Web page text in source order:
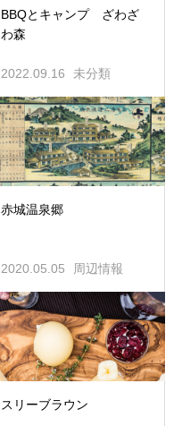
BBQとキャンプ ざわざ
わ森
2022.09.16 未分類
赤城温泉郷
2020.05.05 周辺情報
スリーブラウン